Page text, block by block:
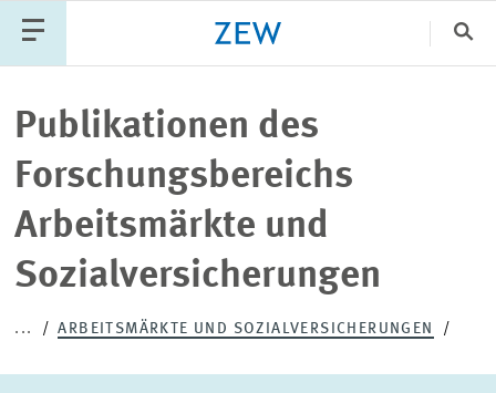
PUBLIKATIONEN
VERANSTALTUNGEN AKTUELLES
Publikationen des
Forschungsbereichs
Arbeitsmärkte und
Sozialversicherungen
... ARBEITSMÄRKTE UND SOZIALVERSICHERUNGEN